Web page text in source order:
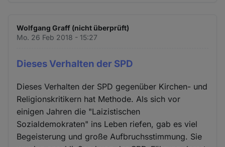
Wolfgang Graff (nicht überprüft)
Mo. 26 Feb 2018 - 15:27
Dieses Verhalten der SPD
Dieses Verhalten der SPD gegenüber Kirchen- und
Religionskritikern hat Methode. Als sich vor
einigen Jahren die "Laizistischen
Sozialdemokraten" ins Leben riefen, gab es viel
Begeisterung und große Aufbruchsstimmung. Sie